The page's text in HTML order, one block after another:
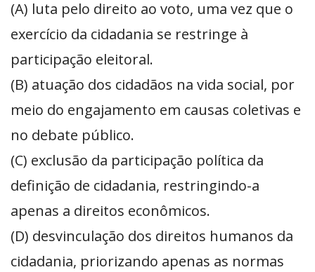
(A) luta pelo direito ao voto, uma vez que o
exercício da cidadania se restringe à
participação eleitoral.
(B) atuação dos cidadãos na vida social, por
meio do engajamento em causas coletivas e
no debate público.
(C) exclusão da participação política da
definição de cidadania, restringindo-a
apenas a direitos econômicos.
(D) desvinculação dos direitos humanos da
cidadania, priorizando apenas as normas